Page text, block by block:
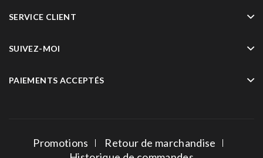
SERVICE CLIENT
SUIVEZ-MOI
PAIEMENTS ACCEPTÉS
Promotions
Retour de marchandise